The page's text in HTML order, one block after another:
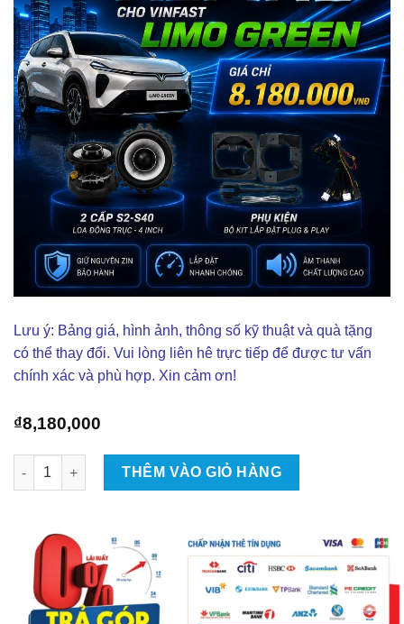
Lưu ý: Bảng giá, hình ảnh, thông số kỹ thuật và quà tặng
có thể thay đổi. Vui lòng liên hê trực tiếp để được tư vấn
chính xác và phù hợp. Xin cảm ơn!
₫8,180,000
Combo Âm Thanh Alpine Cho VinFast Limo Green - Giá
THÊM VÀO GIỎ HÀNG